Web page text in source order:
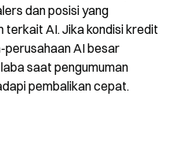
dan posisi yang
AI. Jika kondisi kredit
AI besar
saat pengumuman
pembalikan cepat.